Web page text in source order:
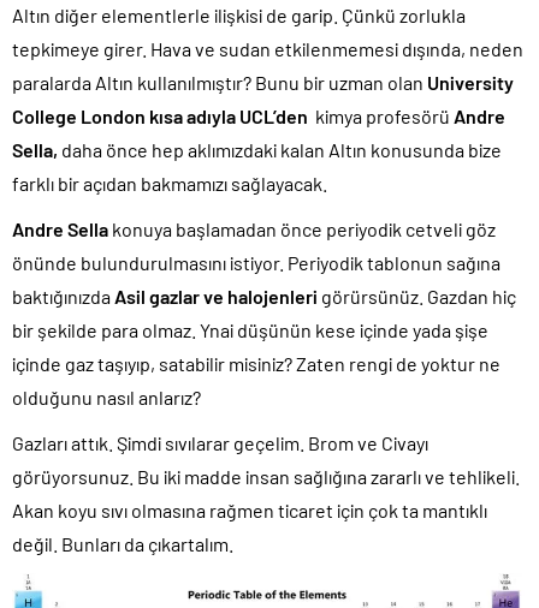
Altın diğer elementlerle ilişkisi de garip. Çünkü zorlukla
tepkimeye girer. Hava ve sudan etkilenmemesi dışında, neden
paralarda Altın kullanılmıştır? Bunu bir uzman olan University
College London kısa adıyla UCL’den kimya profesörü Andre
Sella, daha önce hep aklımızdaki kalan Altın konusunda bize
farklı bir açıdan bakmamızı sağlayacak.
Andre Sella konuya başlamadan önce periyodik cetveli göz
önünde bulundurulmasını istiyor. Periyodik tablonun sağına
baktığınızda Asil gazlar ve halojenleri görürsünüz. Gazdan hiç
bir şekilde para olmaz. Ynai düşünün kese içinde yada şişe
içinde gaz taşıyıp, satabilir misiniz? Zaten rengi de yoktur ne
olduğunu nasıl anlarız?
Gazları attık. Şimdi sıvılarar geçelim. Brom ve Civayı
görüyorsunuz. Bu iki madde insan sağlığına zararlı ve tehlikeli.
Akan koyu sıvı olmasına rağmen ticaret için çok ta mantıklı
değil. Bunları da çıkartalım.